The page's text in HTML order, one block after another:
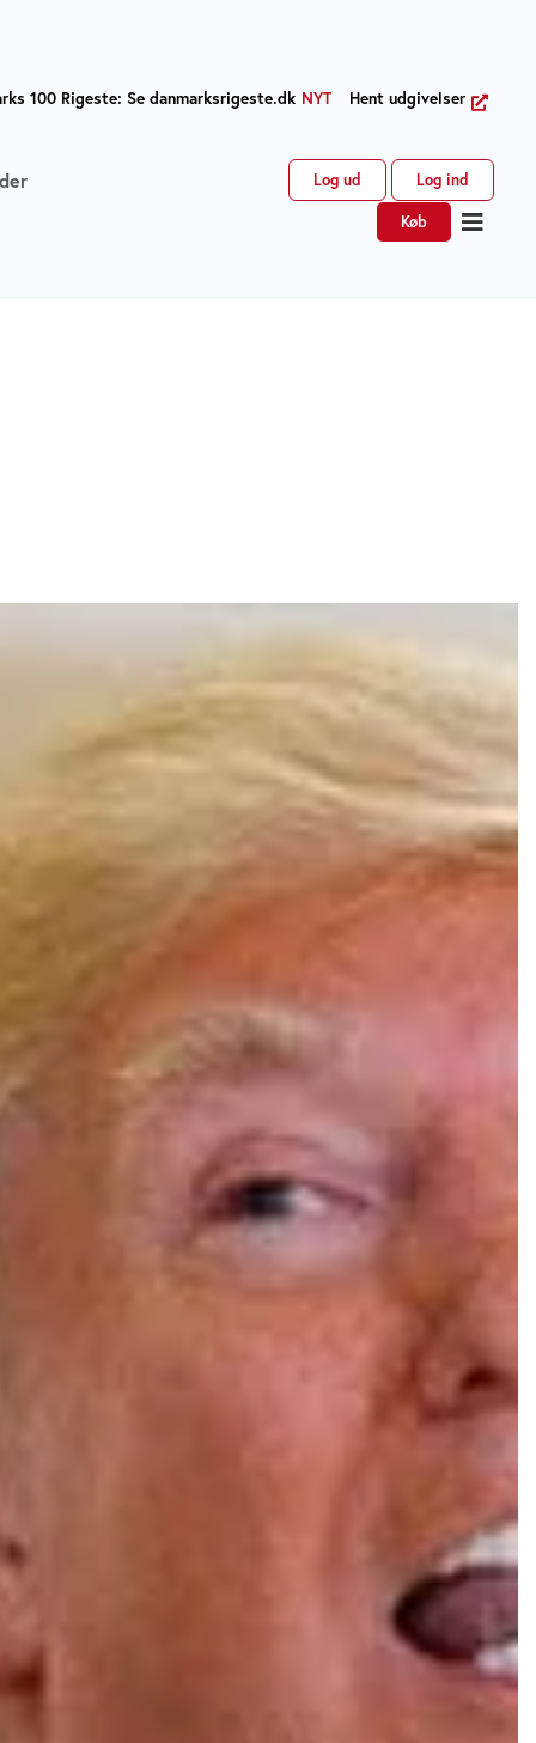
100 Rigeste: Se danmarksrigeste.dk NYT Hent udgivelser
Log ud Log ind
Køb